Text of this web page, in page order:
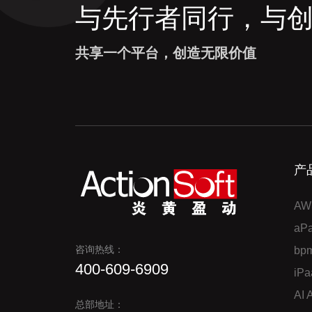
与先行者同行，与
共享一个平台，创造无限价值
咨询热线：
400-609-6909
总部地址：
产
AI